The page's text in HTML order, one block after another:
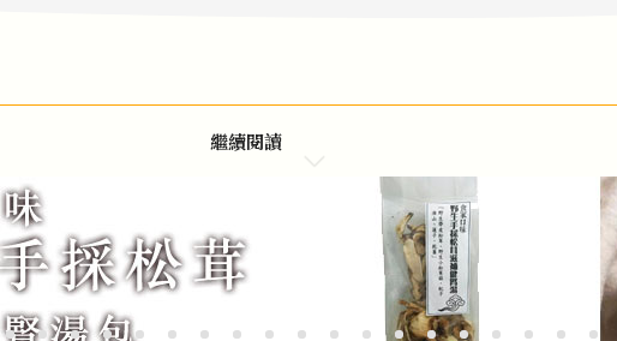
繼續閱讀